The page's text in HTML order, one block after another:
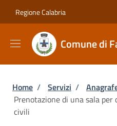
Regione Calabria
Comune di
Briciole di
Home / Servizi /
Prenotazione di una sala
civili